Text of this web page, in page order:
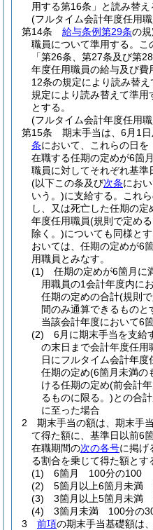
用する第16条」と読み替え
(フルタイム会計年度任用
第14条
給与条例第29条の
職員について準用する。
こ
「第26条、第27条及び第
年度任用職員の給与及び
12条の規定により読み替
規定により読み替えて準
とする。
(フルタイム会計年度任用
第15条
期末手当は、6月1
条において、これらの日を
在職する任期の定めが6箇
職員に対してそれぞれ基準
(以下この条及び次条にお
いう。)に支給する。
これ
し、又は死亡した任期の
年度任用職員(規則で定め
除く。)についても同様とす
おいては、任期の定めが6
用職員とみなす。
(1)
任期の定めが6箇月に
用職員の1会計年度内に
任期の定めの合計(規則
間のみ通算できるものと
当該会計年度において6
(2)
6月に期末手当を支給
の末日まで会計年度任用
日にフルタイム会計年
任期の定め(6箇月未満の
ける任期の定め(前会計
るものに限る。)との合
に至った場合
2
期末手当の額は、期末手
て得た額に、基準日以前6
在職期間の次の各号に掲げ
る割合を乗じて得た額とす
(1)
6箇月 100分の100
(2)
5箇月以上6箇月未満
(3)
3箇月以上5箇月未満
(4)
3箇月未満 100分の
3
前項の期末手当基礎額は